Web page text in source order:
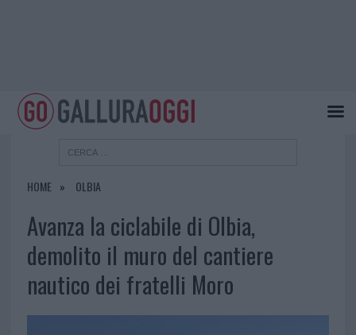
HOME OLBIA
Avanza la ciclabile di Olbia,
demolito il muro del cantiere
nautico dei fratelli Moro